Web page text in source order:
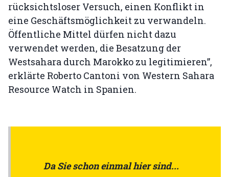
rücksichtsloser Versuch, einen Konflikt in
eine Geschäftsmöglichkeit zu verwandeln.
Öffentliche Mittel dürfen nicht dazu
verwendet werden, die Besatzung der
Westsahara durch Marokko zu legitimieren”,
erklärte Roberto Cantoni von Western Sahara
Resource Watch in Spanien.
Da Sie schon einmal hier sind...